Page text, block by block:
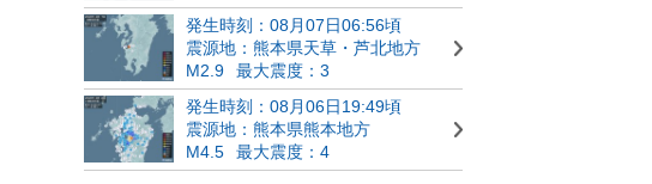
発生時刻：08月07日06:56頃
震源地：熊本県天草・芦北地方
M2.9
最大震度：3
発生時刻：08月06日19:49頃
震源地：熊本県熊本地方
M4.5
最大震度：4